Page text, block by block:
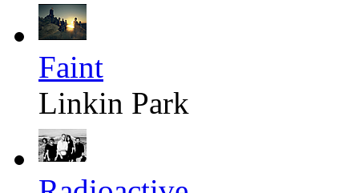
Faint
Linkin Park